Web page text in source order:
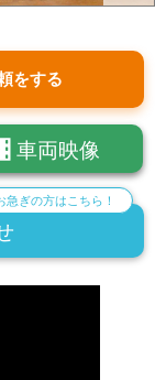
をする
車両映像
急ぎの方はこちら！